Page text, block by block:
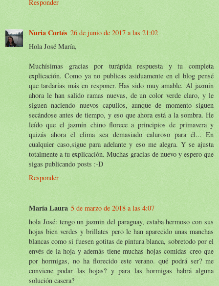
Responder
Nuria Cortés 26 de junio de 2017 a las 21:02
Hola José María,
Muchísimas gracias por turápida respuesta y tu completa
explicación. Como ya no publicas asiduamente en el blog pensé
que tardarías más en responer. Has sido muy amable. Al jazmín
ahora le han salido ramas nuevas, de un color verde claro, y le
siguen naciendo nuevos capullos, aunque de momento siguen
secándose antes de tiempo, y eso que ahora está a la sombra. He
leído que el jazmín chino florece a principios de primavera y
quizás ahora el clima sea demasiado caluroso para él... En
cualquier caso,sigue para adelante y eso me alegra. Y se ajusta
totalmente a tu explicación. Muchas gracias de nuevo y espero que
sigas publicando posts :-D
Responder
María Laura 5 de marzo de 2018 a las 4:07
hola José: tengo un jazmin del paraguay, estaba hermoso con sus
hojas bien verdes y brillates pero le han aparecido unas manchas
blancas como si fuesen gotitas de pintura blanca, sobretodo por el
envés de la hoja y además tiene muchas hojas comidas creo que
por hormigas, no ha florecido este verano. qué podrá ser? me
conviene podar las hojas? y para las hormigas habrá alguna
solución casera?